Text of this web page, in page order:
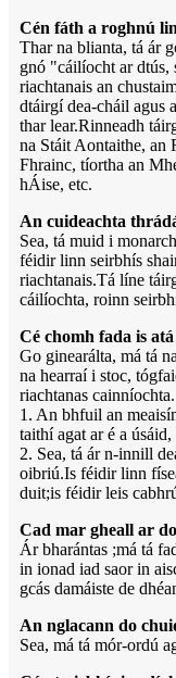
Cén fáth a roghnú
Thar na blianta, tá ár
gnó "cáilíocht ar dtús,
riachtanais an
dtáirgí dea-cháil agus
thar lear.Rinneadh
na Stáit Aontaithe, an
Fhrainc, tíortha an
hÁise, etc.
An cuideachta
Sea, tá muid i
féidir linn seirbhís
riachtanais.Tá líne
cáilíochta, roinn
Cé chomh fada is
Go ginearálta, má tá
na hearraí i stoc,
riachtanas cainníochta.
1. An bhfuil an
taithí agat ar é a
2. Sea, tá ár n-innill
oibriú.Is féidir linn
duit;is féidir leis
Cad mar gheall ar
Ár bharántas ;má tá
in ionad iad saor in
gcás damáiste de
An nglacann do
Sea, má tá mór-ordú